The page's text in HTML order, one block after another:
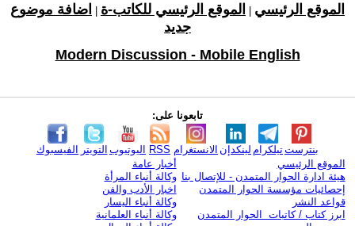
الموقع الرئيسي الموقع الرئيسي للكاتب-ة
اضافة موضوع
جديد
Modern Discussion - Mobile English
تابعونا على:
الفيسبوك التويتر اليوتيوب RSS الانستغرام لينكدإن تيلكرامبنترست
الموقع الرئيسي
هيئة ادارة الحوار المتمدن - للإتصال بنا
إحصائيات مؤسسة الحوار المتمدن
قواعد النشر
ابرز كتاب / كاتبات الحوار المتمدن
أخبار عامة
وكالة أنباء المرأة
اخبار الأدب والفن
وكالة أنباء اليسار
وكالة أنباء العلمانية